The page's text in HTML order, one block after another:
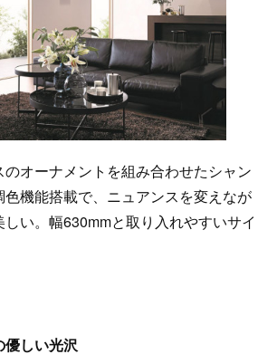
のオーナメントを組み合わせたシャン
機能搭載で、ニュアンスを変えなが
い。幅630mmと取り入れやすいサイ
優しい光沢